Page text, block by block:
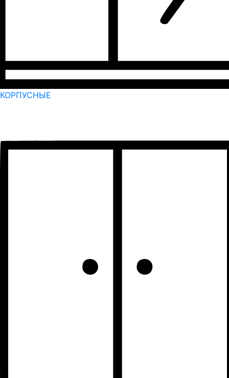
КОРПУСНЫЕ